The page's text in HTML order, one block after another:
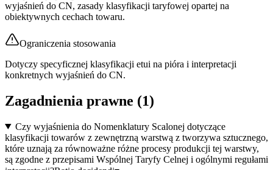
wyjaśnień do CN, zasady klasyfikacji taryfowej opartej na
obiektywnych cechach towaru.
Ograniczenia stosowania
Dotyczy specyficznej klasyfikacji etui na pióra i interpretacji
konkretnych wyjaśnień do CN.
Zagadnienia prawne (1)
Czy wyjaśnienia do Nomenklatury Scalonej dotyczące
klasyfikacji towarów z zewnętrzną warstwą z tworzywa sztucznego,
które uznają za równoważne różne procesy produkcji tej warstwy,
są zgodne z przepisami Wspólnej Taryfy Celnej i ogólnymi regułami